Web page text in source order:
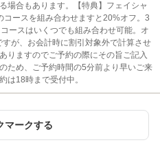
場合もあります。【特典】フェイシャ
ースを組み合わせますと20%オフ。3
ースはいくつでも組み合わせ可能。オ
が、お会計時に割引対象外で計算させ
りますのでご予約の際にその旨ご記入
ため、ご予約時間の5分前より早いご来
は18時まで受付中。
マークする